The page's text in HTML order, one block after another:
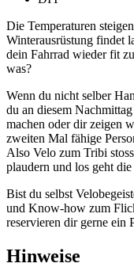
Die Temperaturen
Winterausrüstung findet
dein Fahrrad wieder fit
was?
Wenn du nicht selber
du an diesem
machen oder dir zeigen
zweiten Mal fähige
Also Velo zum Tribi
plaudern und los geht
Bist du selbst
und Know-how zum
reservieren dir gerne ein
Hinweise